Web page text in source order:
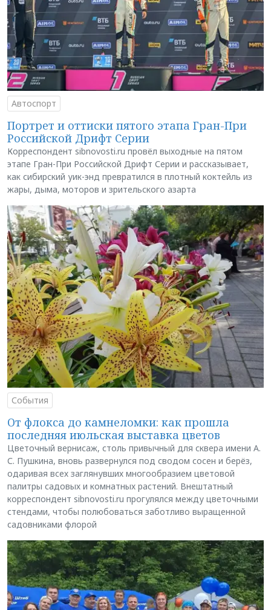
Автоспорт
Портрет и оттиски пятого этапа Гран-При
Российской Дрифт Серии
Корреспондент sibnovosti.ru провёл выходные на пятом
этапе Гран-При Российской Дрифт Серии и рассказывает,
как сибирский уик-энд превратился в плотный коктейль из
жары, дыма, моторов и зрительского азарта
События
От флокса до камнеломки: как прошла
последняя июльская выставка цветов
Цветочный вернисаж, столь привычный для сквера имени А.
С. Пушкина, вновь развернулся под сводом сосен и берёз,
одаривая всех заглянувших многообразием цветовой
палитры садовых и комнатных растений. Внештатный
корреспондент sibnovosti.ru прогулялся между цветочными
стендами, чтобы полюбоваться заботливо выращенной
садовниками флорой